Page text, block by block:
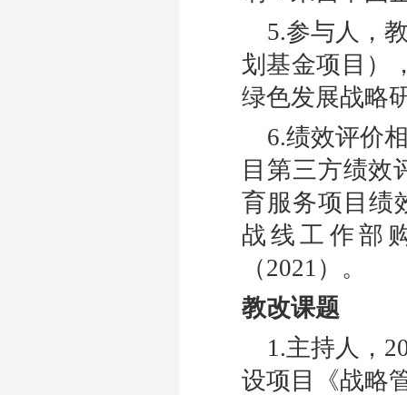
5.参与人，
划基金项目）
绿色发展战略
6.绩效评价
目第三方绩效
育服务项目绩
战线工作部
（2021 ）。
教改课题
1.主持人，
设项目《战略